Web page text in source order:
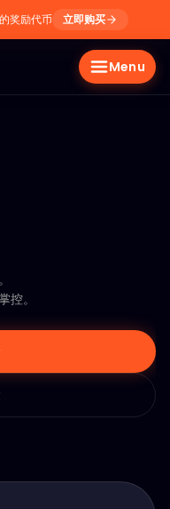
奖励代币 立即购买
Menu
控。